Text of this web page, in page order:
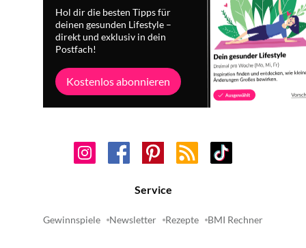
Hol dir die besten Tipps für
deinen gesunden Lifestyle –
direkt und exklusiv in dein
Postfach!
Kostenlos abonnieren
Service
Gewinnspiele Newsletter Rezepte BMI Rechner